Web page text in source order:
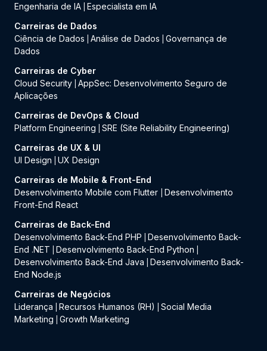
Engenharia de IA Especialista em IA
Carreiras de Dados
Ciência de Dados
Análise de Dados
Governança de
Dados
Carreiras de Cyber
Cloud Security AppSec: Desenvolvimento Seguro de
Aplicações
Carreiras de DevOps & Cloud
Platform Engineering
SRE (Site Reliability Engineering)
Carreiras de UX & UI
UI Design
UX Design
Carreiras de Mobile & Front-End
Desenvolvimento Mobile com Flutter
Desenvolvimento
Front-End React
Carreiras de Back-End
Desenvolvimento Back-End PHP
Desenvolvimento Back-
End .NET
Desenvolvimento Back-End Python
Desenvolvimento Back-End Java
Desenvolvimento Back-
End Node.js
Carreiras de Negócios
Liderança
Recursos Humanos (RH)
Social Media
Marketing
Growth Marketing